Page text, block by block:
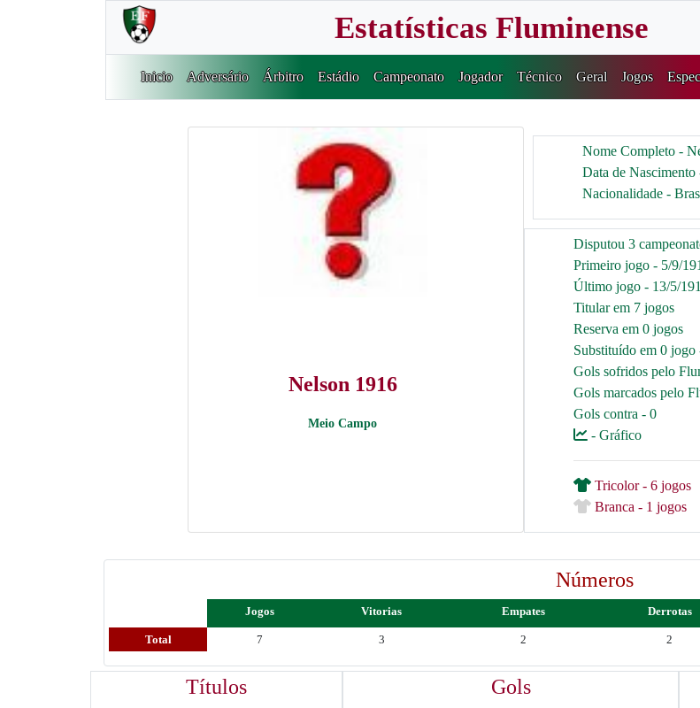
Estatísticas Fluminense
Inicio Adversário Árbitro Estádio Campeonato Jogador Técnico Geral Jogos
Nelson 1916
Meio Campo
Nome Completo -
Data de
Nacionalidade -
Disputou 3
Primeiro jogo - 5/9/
Último jogo - 13/5/
Titular em 7 jogos
Reserva em 0 jogos
Substituído em 0 jogo
Gols sofridos pelo
Gols marcados pelo
Gols contra - 0
- Gráfico
Tricolor - 6 jogos
Branca - 1 jogos
Números
Jogos Vitorias Empates Derrotas
Total 7 3 2 2
Títulos Gols